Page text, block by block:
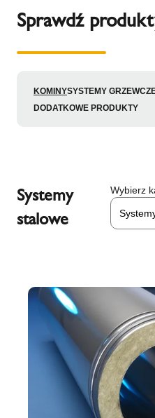
Sprawdź
KOMINYSYSTEMY
DODATKOWE PRODUKTY
Systemy
stalowe
Wybierz